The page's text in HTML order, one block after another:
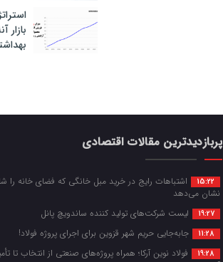
پربازدیدترین مقالات اقتصادی
15:22
اشتباهات رایج در خرید مبل خانگی که فضای خانه را
نشان می‌دهد
19:27 لیست شرکت‌های تولید کننده ساندویچ پانل
11:28 جابه‌جایی حریم شهر قزوین برای اجرای پروژه فولاد!
19:28
فولاد نوین آرکا؛ همراه پروژه‌های صنعتی از انتخاب تا